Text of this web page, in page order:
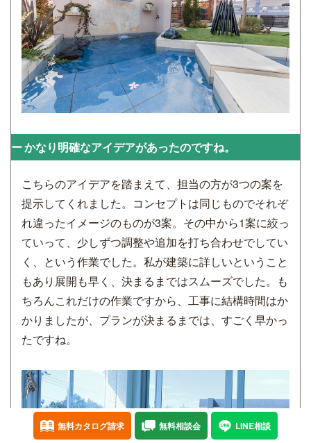
かなり明確なアイデアがあったのですね。
こちらのアイデアを踏まえて、担当の方が3つの案を
提示してくれました。コンセプトは同じものでそれぞ
れ違ったイメージのものが3案。その中から1案に絞っ
ていって、少しずつ調整や追加を打ち合わせでしてい
く、という作業でした。私が建築に詳しいということ
もあり展開も早く、決まるまではスムーズでした。も
ちろんこれだけの作業ですから、工事に結構時間はか
かりましたが、プランが決まるまでは、すごく早かっ
たですね。
無料カタログ請求 無料相談会 LINE相談